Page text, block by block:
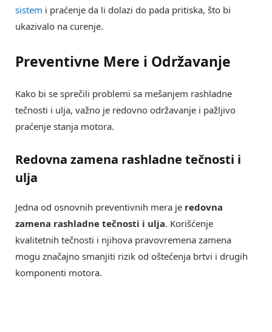
sistem i praćenje da li dolazi do pada pritiska, što bi
ukazivalo na curenje.
Preventivne Mere i Održavanje
Kako bi se sprečili problemi sa mešanjem rashladne
tečnosti i ulja, važno je redovno održavanje i pažljivo
praćenje stanja motora.
Redovna zamena rashladne tečnosti i
ulja
Jedna od osnovnih preventivnih mera je redovna
zamena rashladne tečnosti i ulja. Korišćenje
kvalitetnih tečnosti i njihova pravovremena zamena
mogu značajno smanjiti rizik od oštećenja brtvi i drugih
komponenti motora.